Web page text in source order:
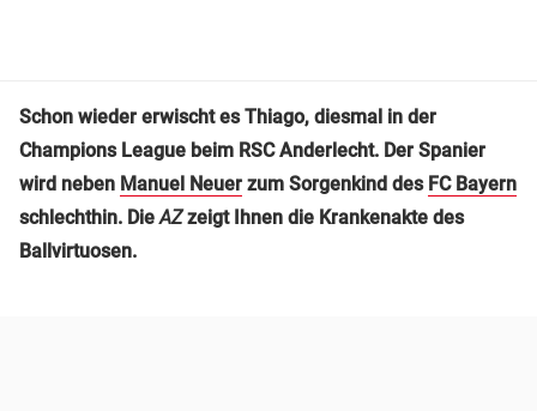
Schon wieder erwischt es Thiago, diesmal in der
Champions League beim RSC Anderlecht. Der Spanier
wird neben Manuel Neuer zum Sorgenkind des FC Bayern
schlechthin. Die AZzeigt Ihnen die Krankenakte des
Ballvirtuosen.